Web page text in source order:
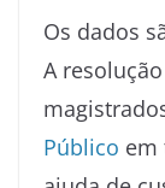
Os dados
A
Público em